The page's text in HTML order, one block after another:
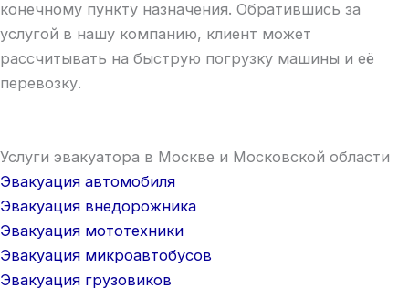
конечному пункту назначения. Обратившись за
услугой в нашу компанию, клиент может
рассчитывать на быструю погрузку машины и её
перевозку.
Услуги эвакуатора в Москве и Московской области
Эвакуация автомобиля
Эвакуация внедорожника
Эвакуация мототехники
Эвакуация микроавтобусов
Эвакуация грузовиков